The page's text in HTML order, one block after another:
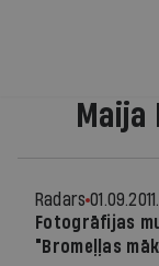
Maija
Radars 01.09.2011.
Fotogrāfijas
"Bromeļļas